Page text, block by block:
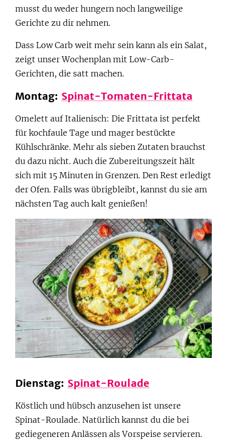
musst du weder hungern noch langweilige
Gerichte zu dir nehmen.
Dass Low Carb weit mehr sein kann als ein Salat,
zeigt unser Wochenplan mit Low-Carb-
Gerichten, die satt machen.
Montag: Spinat-Tomaten-Frittata
Omelett auf Italienisch: Die Frittata ist perfekt
für kochfaule Tage und mager bestückte
Kühlschränke. Mehr als sieben Zutaten brauchst
du dazu nicht. Auch die Zubereitungszeit hält
sich mit 15 Minuten in Grenzen. Den Rest erledigt
der Ofen. Falls was übrigbleibt, kannst du sie am
nächsten Tag auch kalt genießen!
Dienstag: Spinat-Roulade
Köstlich und hübsch anzusehen ist unsere
Spinat-Roulade. Natürlich kannst du die bei
gediegeneren Anlässen als Vorspeise servieren.